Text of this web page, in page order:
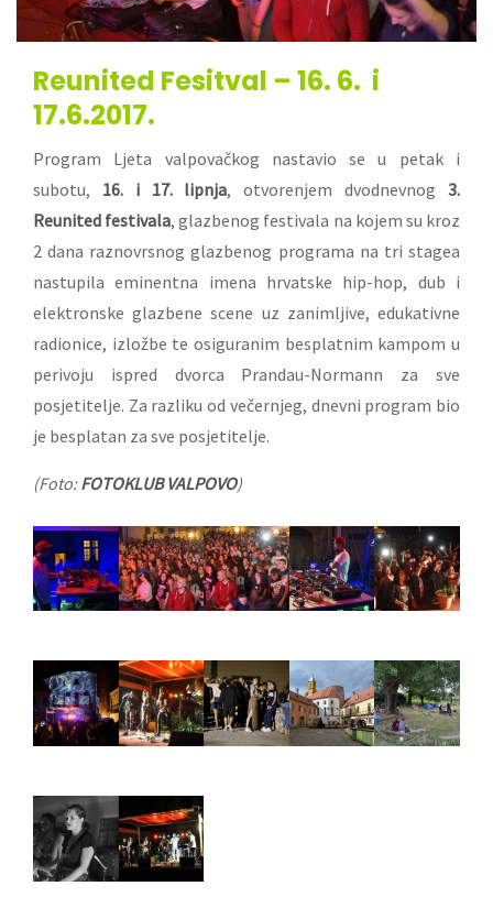
Reunited Fesitval – 16. 6. i
17.6.2017.
Program Ljeta valpovačkog nastavio se u petak i
subotu, 16. i 17. lipnja, otvorenjem dvodnevnog3.
Reunited festivala, glazbenog festivala na kojem su kroz
2 dana raznovrsnog glazbenog programa na tri stagea
nastupila eminentna imena hrvatske hip-hop, dub i
elektronske glazbene scene uz zanimljive, edukativne
radionice, izložbe te osiguranim besplatnim kampom u
perivoju ispred dvorca Prandau-Normann za sve
posjetitelje. Za razliku od večernjeg, dnevni program bio
je besplatan za sve posjetitelje.
(Foto:FOTOKLUB VALPOVO)